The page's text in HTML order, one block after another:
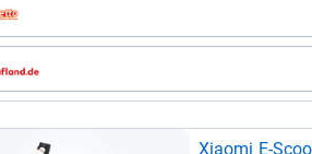
Xiaomi E-​